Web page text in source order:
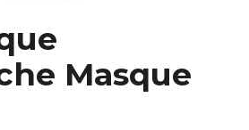
Masque
Masque Vivant